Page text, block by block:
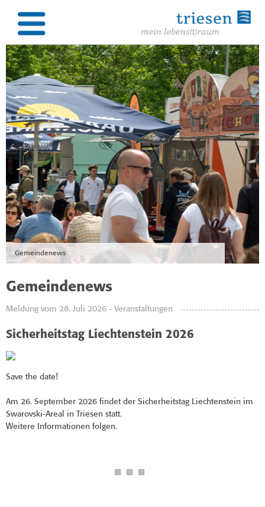
Gemeindenews
Gemeindenews
Meldung vom 28. Juli 2026 - Veranstaltungen
Sicherheitstag Liechtenstein 2026
Save the date!
Am 26. September 2026 findet der Sicherheitstag Liechtenstein im
Swarovski-Areal in Triesen statt.
Weitere Informationen folgen.